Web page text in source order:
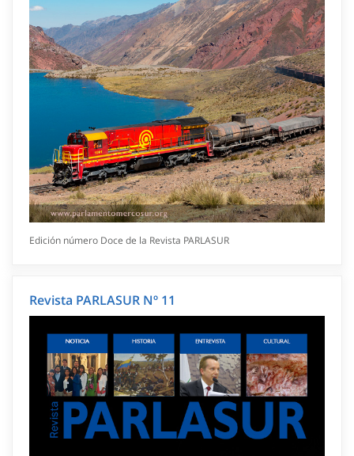
Edición número Doce de la Revista PARLASUR
Revista PARLASUR Nº 11